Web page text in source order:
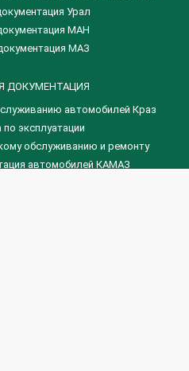
Урал
МАН
МАЗ
ДОКУМЕНТАЦИЯ
автомобилей Краз
эксплуатации
обслуживанию и ремонту
автомобилей КАМАЗ